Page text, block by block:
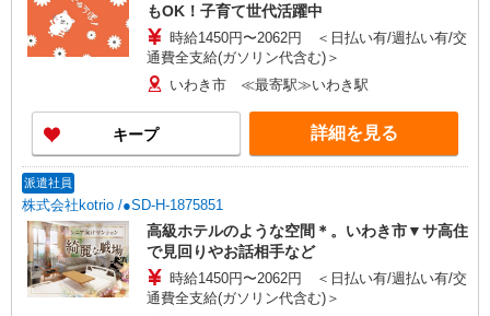
もOK！子育て世代活躍中
時給1450円〜2062円 ＜日払い有/週払い有/交
通費全支給(ガソリン代含む)＞
いわき市 ≪最寄駅≫いわき駅
キープ 詳細を見る
派遣社員
株式会社kotrio /●SD-H-1875851
高級ホテルのような空間＊。いわき市▼サ高住
で見回りやお話相手など
時給1450円〜2062円 ＜日払い有/週払い有/交
通費全支給(ガソリン代含む)＞